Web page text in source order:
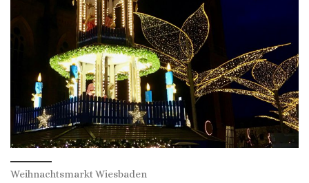
Weihnachtsmarkt Wiesbaden